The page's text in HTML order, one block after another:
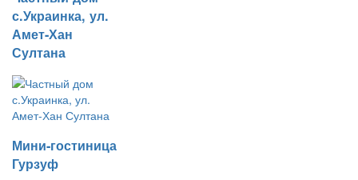
с.Украинка, ул.
Амет-Хан
Султана
Мини-гостиница
Гурзуф